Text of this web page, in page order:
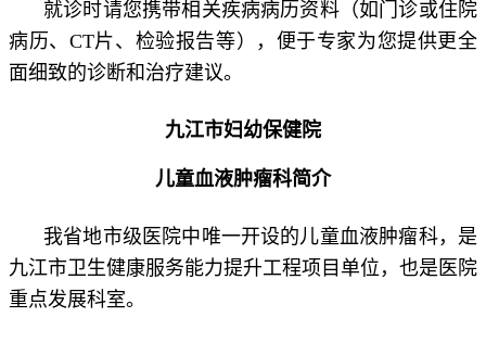
就诊时请您携带相关疾病病历资料（如门诊或住院
病历、CT片、检验报告等），便于专家为您提供更全
面细致的诊断和治疗建议。
九江市妇幼保健院
儿童血液肿瘤科简介
我省地市级医院中唯一开设的儿童血液肿瘤科，是
九江市卫生健康服务能力提升工程项目单位，也是医院
重点发展科室。